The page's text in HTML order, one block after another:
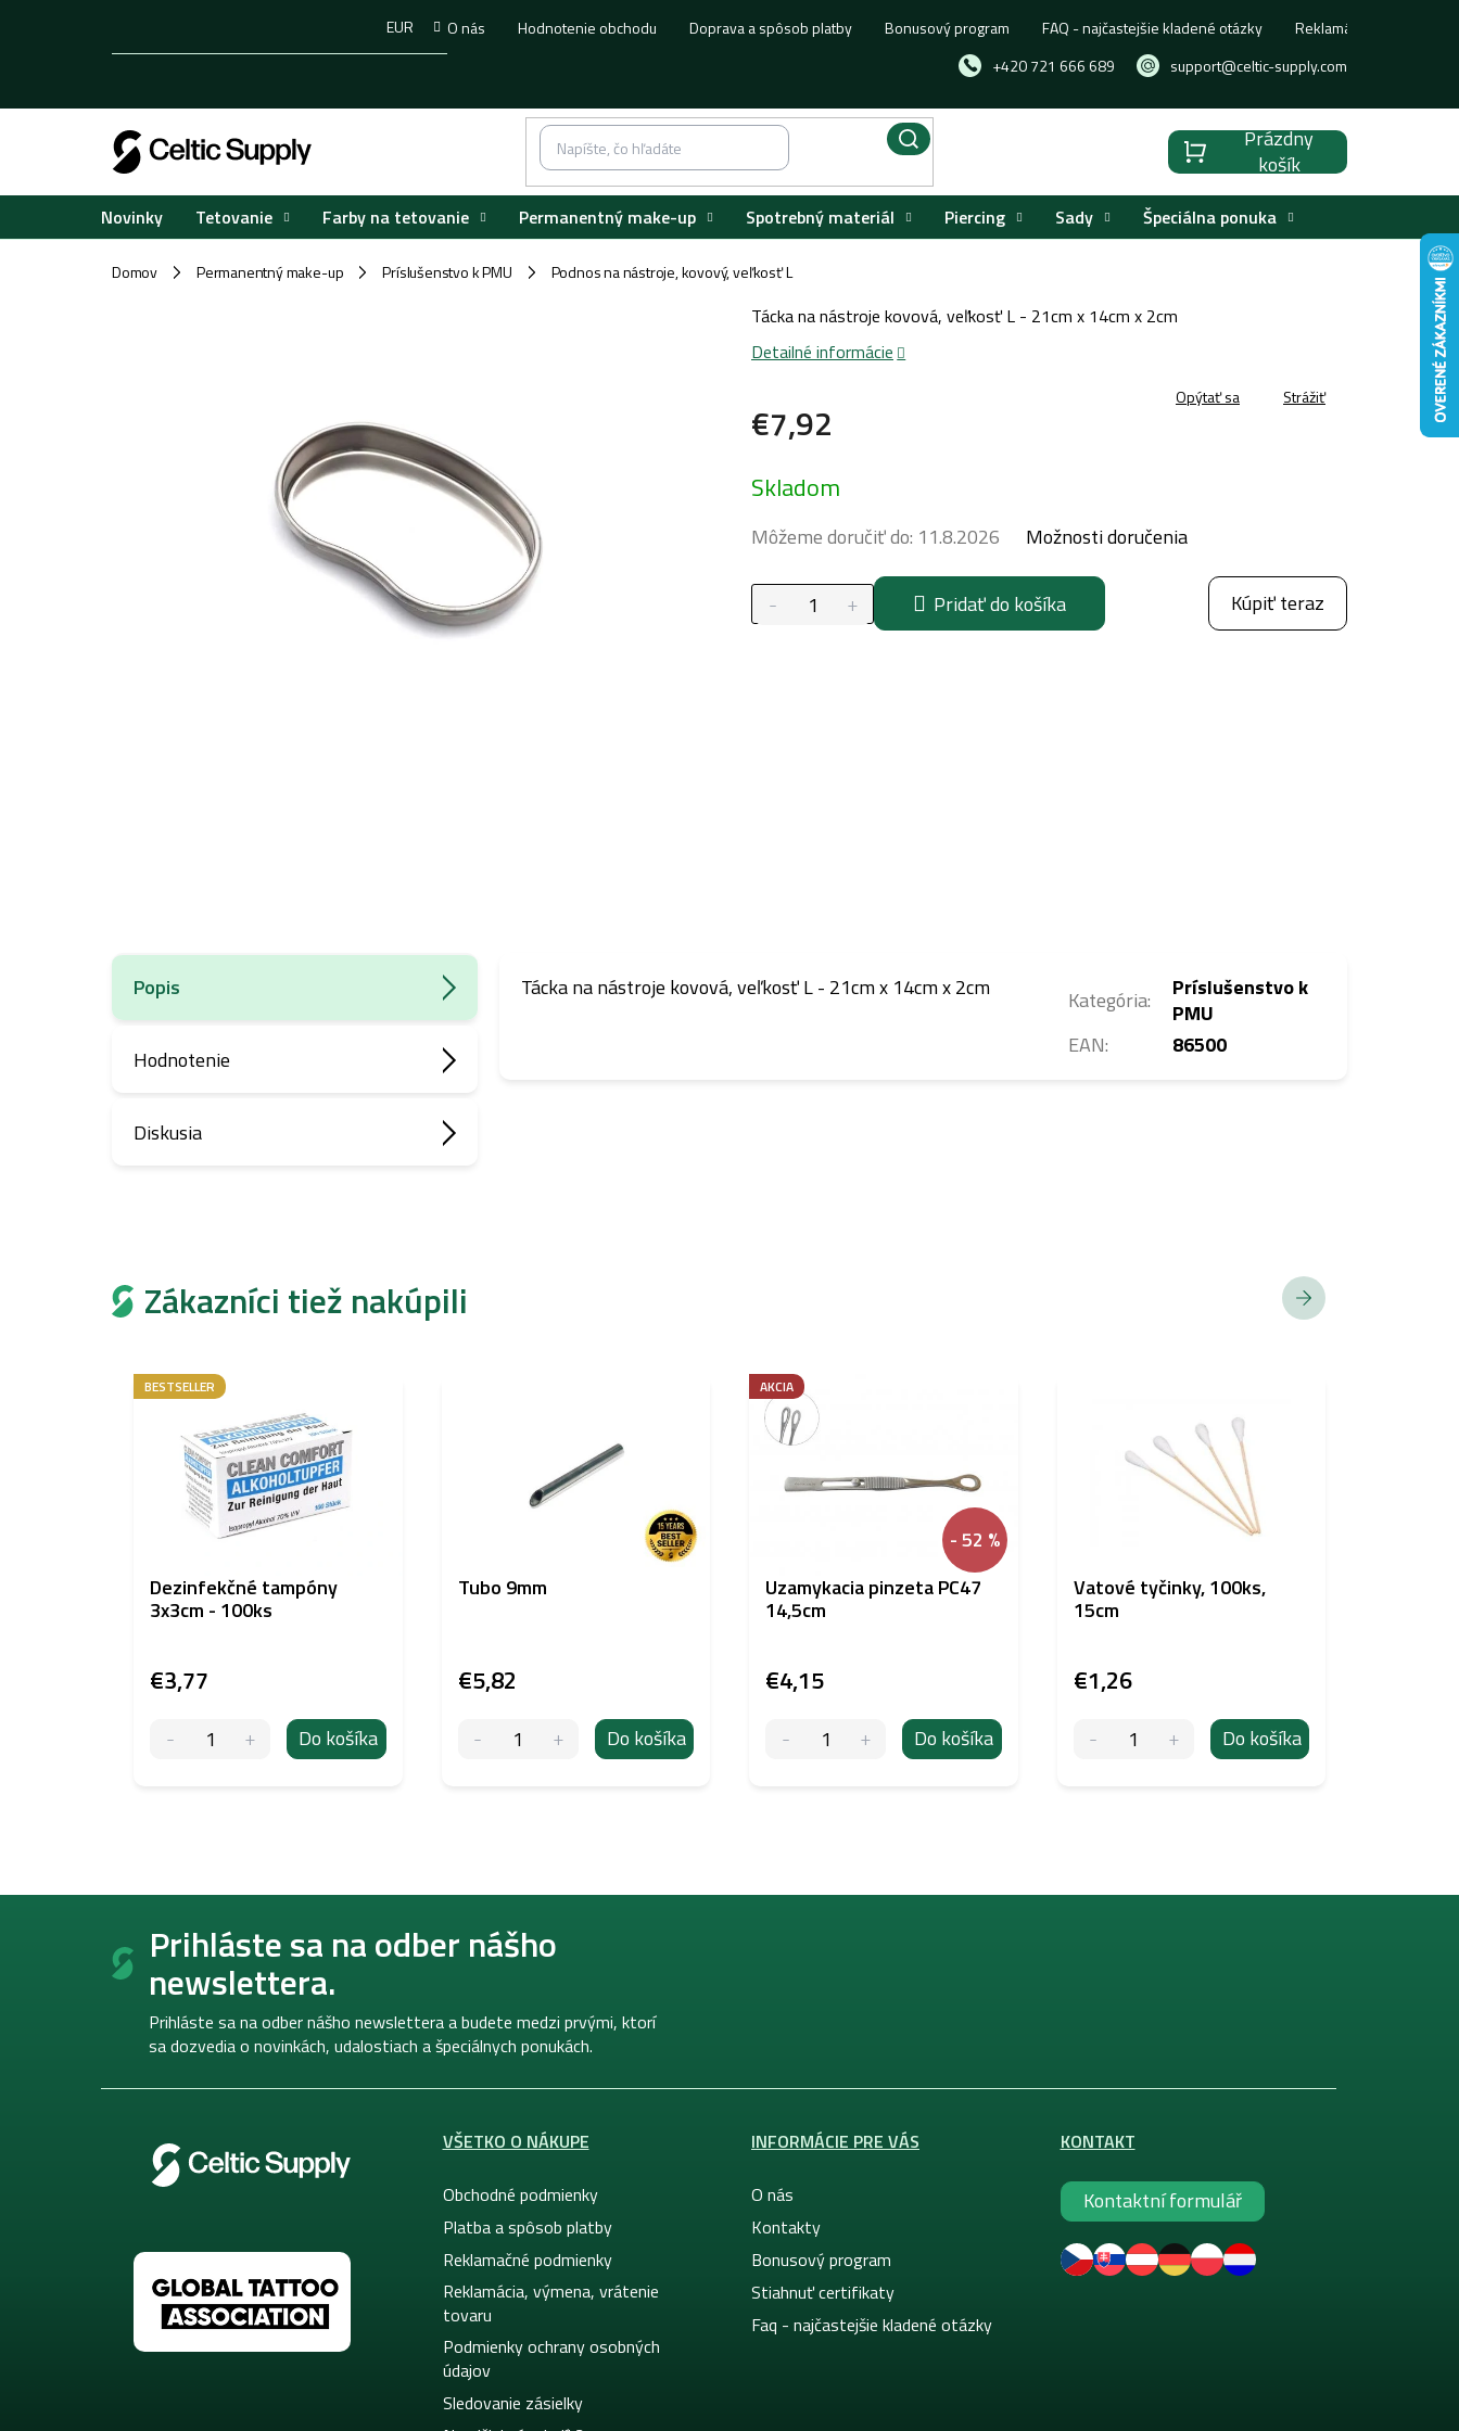
+420 721 666 689 support@celtic-supply.com
O nás Hodnotenie obchodu Doprava a spôsob platby Bonusový program FAQ - najčastejšie kladené otázky Reklamácia, výmena
EUR
Nákupný
košík
Prázdny
košík
Novinky Tetovanie Farby na tetovanie Permanentný make-up Spotrebný materiál Piercing Sady Špeciálna ponuka
Domov / Permanentný make-up / Príslušenstvo k PMU / Podnos na nástroje, kovový, veľkosť L
€7,92
cena:
Skladom
Môžeme doručiť do: 11.8.2026 Možnosti doručenia
Pridať do košíka Kúpiť teraz
Tácka na nástroje kovová, veľkosť L - 21cm x 14cm x 2cm
Detailné informácie
Opýtať sa Strážiť
Popis
Hodnotenie
Diskusia
Tácka na nástroje kovová, veľkosť L - 21cm x 14cm x 2cm Kategória:
Príslušenstvo k
PMU
EAN: 86500
Zákazníci tiež nakúpili
BESTSELLER
Dezinfekčné tampóny
3x3cm - 100ks
€3,77
Do košíka
Tubo 9mm
€5,82
Do košíka
- 52 %
AKCIA
Uzamykacia pinzeta PC47
14,5cm
€4,15
Do košíka
Vatové tyčinky, 100ks,
15cm
€1,26
Do košíka
Z
Prihláste sa na odber nášho
newslettera.
Prihláste sa na odber nášho newslettera a budete medzi prvými, ktorí
sa dozvedia o novinkách, udalostiach a špeciálnych ponukách.
VŠETKO O NÁKUPE
Obchodné podmienky
Platba a spôsob platby
Reklamačné podmienky
Reklamácia, výmena, vrátenie
tovaru
Podmienky ochrany osobných
údajov
Sledovanie zásielky
INFORMÁCIE PRE VÁS
O nás
Kontakty
Bonusový program
Stiahnuť certifikaty
Faq - najčastejšie kladené otázky
KONTAKT
Kontaktní formulář